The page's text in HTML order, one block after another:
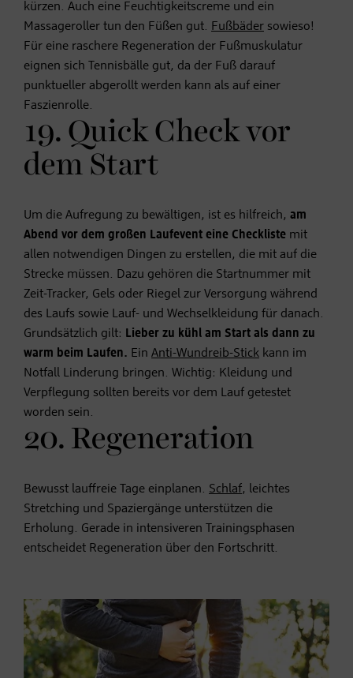
kürzen. Auch eine Feuchtigkeitscreme und ein
Massageroller tun den Füßen gut. Fußbäder sowieso!
Für eine raschere Regeneration der Fußmuskulatur
eignen sich Tennisbälle gut, da der Fuß darauf
punktueller abgerollt werden kann als auf einer
Faszienrolle.
19. Quick Check vor
dem Start
Um die Aufregung zu bewältigen, ist es hilfreich, am
Abend vor dem großen Laufevent eine Checkliste mit
allen notwendigen Dingen zu erstellen, die mit auf die
Strecke müssen. Dazu gehören die Startnummer mit
Zeit-Tracker, Gels oder Riegel zur Versorgung während
des Laufs sowie Lauf- und Wechselkleidung für danach.
Grundsätzlich gilt: Lieber zu kühl am Start als dann zu
warm beim Laufen. Ein Anti-Wundreib-Stick kann im
Notfall Linderung bringen. Wichtig: Kleidung und
Verpflegung sollten bereits vor dem Lauf getestet
worden sein.
20. Regeneration
Bewusst lauffreie Tage einplanen. Schlaf, leichtes
Stretching und Spaziergänge unterstützen die
Erholung. Gerade in intensiveren Trainingsphasen
entscheidet Regeneration über den Fortschritt.